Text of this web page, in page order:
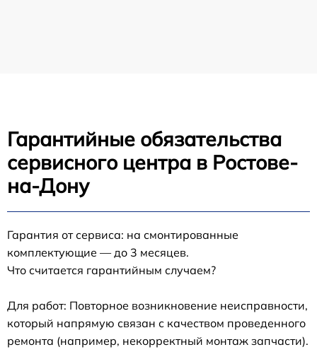
Гарантийные обязательства
сервисного центра в Ростове-
на-Дону
Гарантия от сервиса: на смонтированные
комплектующие — до 3 месяцев.
Что считается гарантийным случаем?
Для работ: Повторное возникновение неисправности,
который напрямую связан с качеством проведенного
ремонта (например, некорректный монтаж запчасти).